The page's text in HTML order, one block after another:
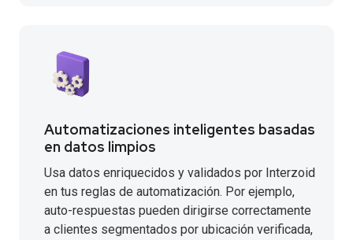
Automatizaciones inteligentes basadas
en datos limpios
Usa datos enriquecidos y validados por Interzoid
en tus reglas de automatización. Por ejemplo,
auto-respuestas pueden dirigirse correctamente
a clientes segmentados por ubicación verificada,